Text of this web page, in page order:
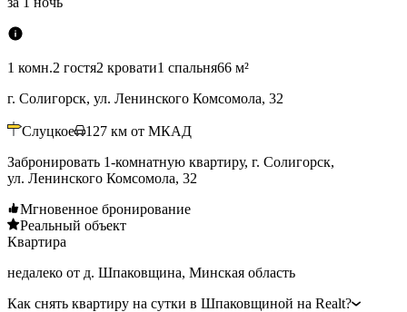
1 комн.2 гостя2 кровати1 спальня66 м²
г. Солигорск, ул. Ленинского Комсомола, 32
Слуцкое 127 км от МКАД
Забронировать 1-комнатную квартиру, г. Солигорск,
ул. Ленинского Комсомола, 32
Мгновенное бронирование
Реальный объект
Квартира
недалеко от д. Шпаковщина, Минская область
Как снять квартиру на сутки в Шпаковщиной на Realt?